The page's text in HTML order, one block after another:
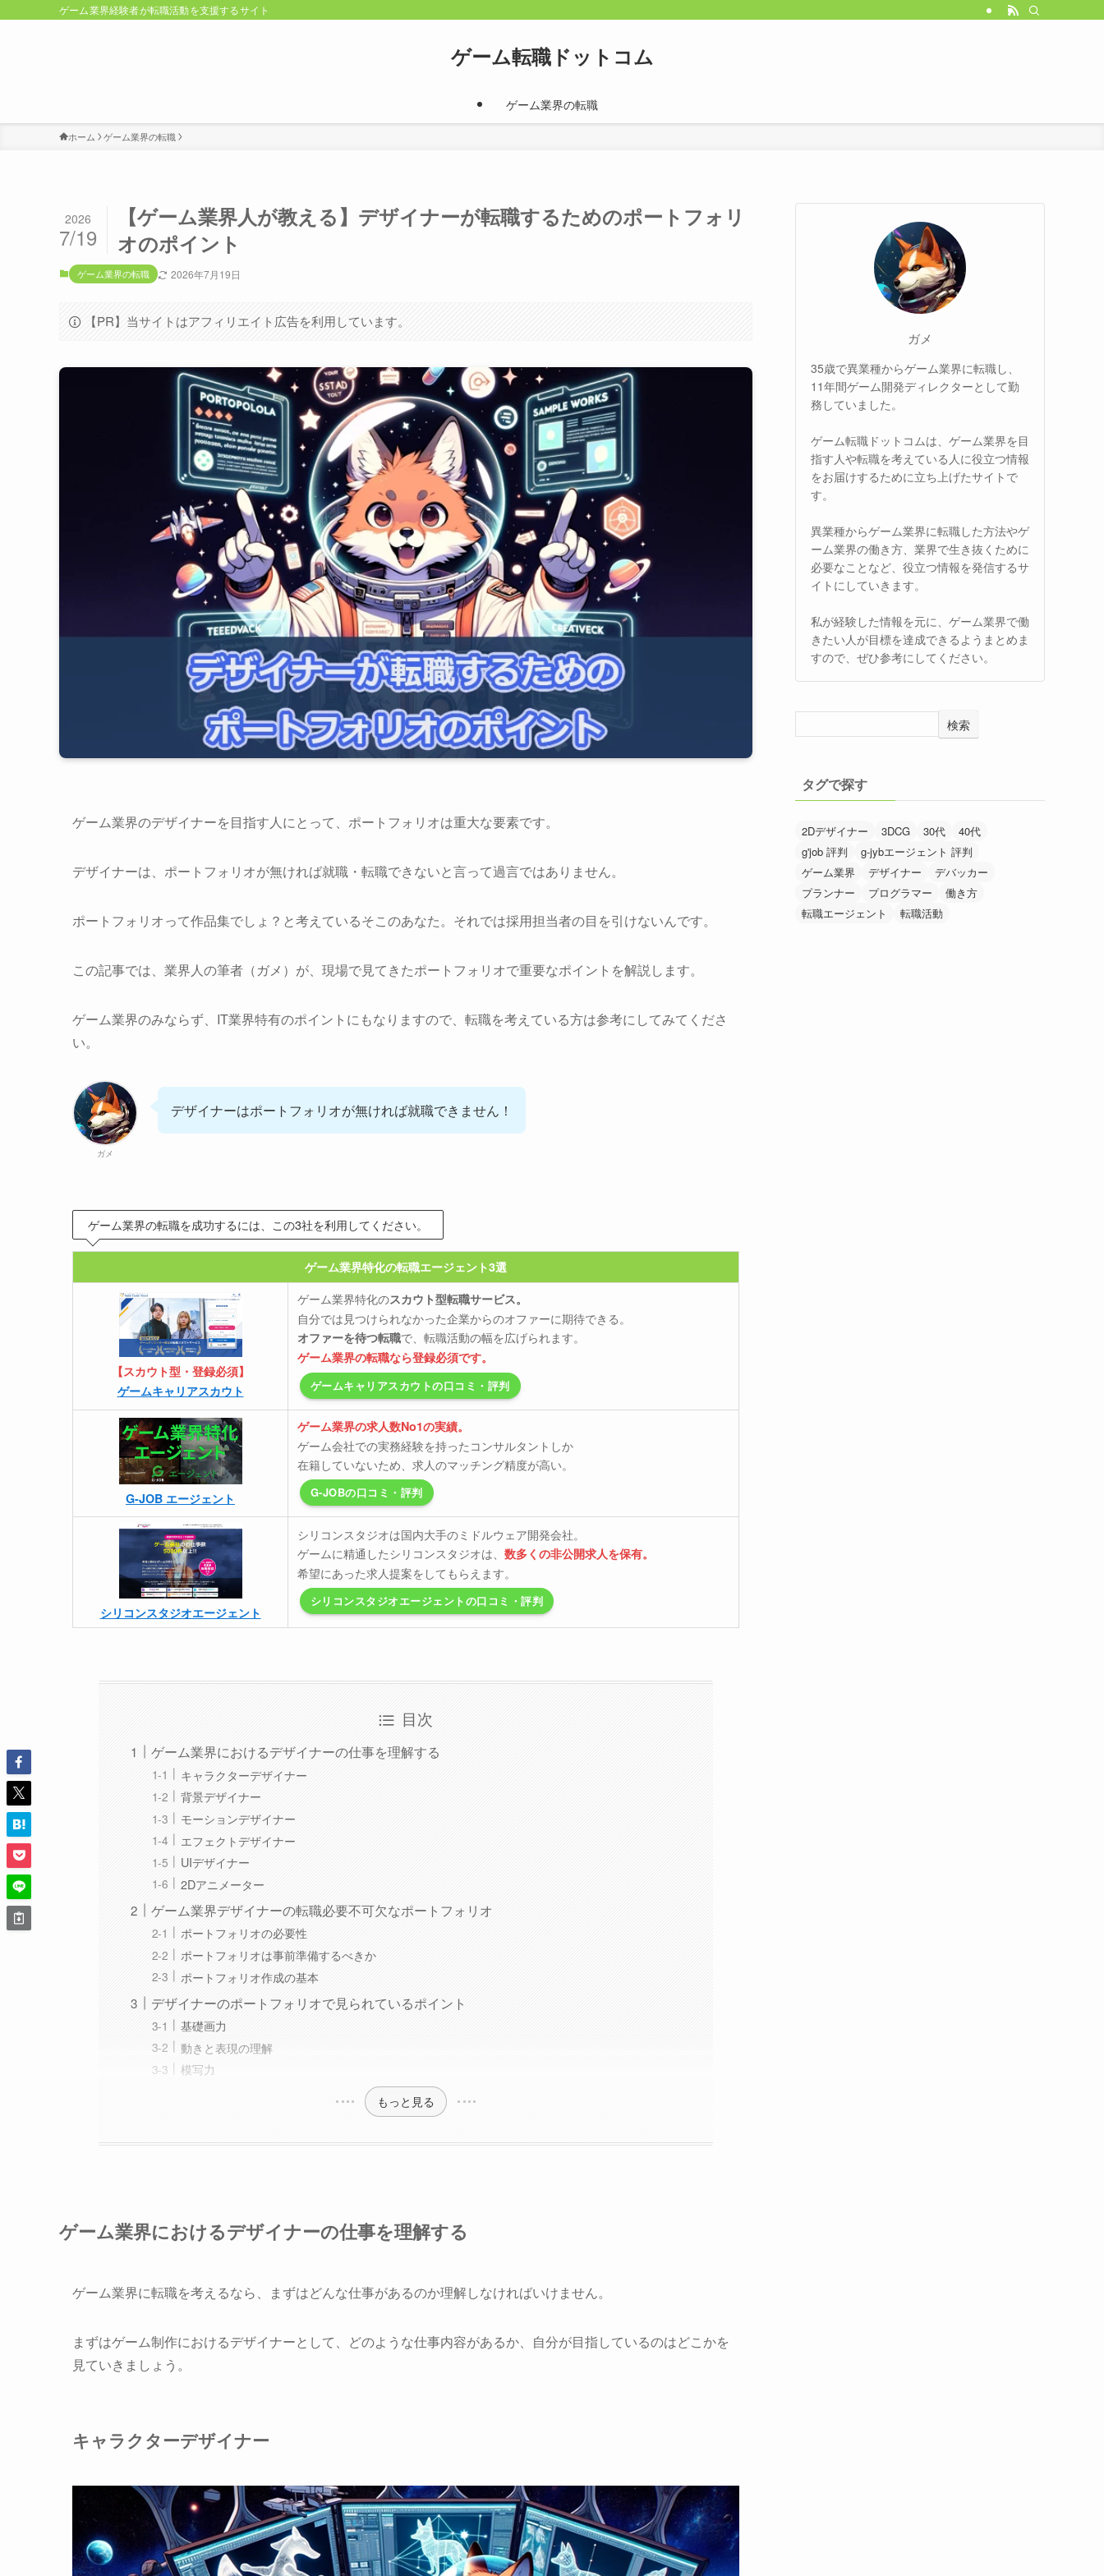
ゲーム業界経験者が転職活動を支援するサイト
ゲーム転職ドットコム
ゲーム業界の転職
ホーム ゲーム業界の転職
【ゲーム業界人が教える】デザイナーが転職するためのポートフォリ
オのポイント
2026
7/19
ゲーム業界の転職 2026年7月19日
【PR】当サイトはアフィリエイト広告を利用しています。
ゲーム業界のデザイナーを目指す人にとって、ポートフォリオは重大な要素です。
デザイナーは、ポートフォリオが無ければ就職・転職できないと言って過言ではありません。
ポートフォリオって作品集でしょ？と考えているそこのあなた。それでは採用担当者の目を引けないんです。
この記事では、業界人の筆者（ガメ）が、現場で見てきたポートフォリオで重要なポイントを解説します。
ゲーム業界のみならず、IT業界特有のポイントにもなりますので、転職を考えている方は参考にしてみてくださ
い。
ガメ
デザイナーはポートフォリオが無ければ就職できません！
ゲーム業界の転職を成功するには、この3社を利用してください。
ゲーム業界特化の転職エージェント3選
【スカウト型・登録必須】
ゲームキャリアスカウト
ゲーム業界特化のスカウト型転職サービス。
自分では見つけられなかった企業からのオファーに期待できる。
オファーを待つ転職で、転職活動の幅を広げられます。
ゲーム業界の転職なら登録必須です。
ゲームキャリアスカウトの口コミ・評判
G-JOB エージェント
ゲーム業界の求人数No1の実績。
ゲーム会社での実務経験を持ったコンサルタントしか
在籍していないため、求人のマッチング精度が高い。
G-JOBの口コミ・評判
シリコンスタジオエージェント
シリコンスタジオは国内大手のミドルウェア開発会社。
ゲームに精通したシリコンスタジオは、 数多くの非公開求人を保有。
希望にあった求人提案をしてもらえます。
シリコンスタジオエージェントの口コミ・評判
目次
ゲーム業界におけるデザイナーの仕事を理解する
キャラクターデザイナー
背景デザイナー
モーションデザイナー
エフェクトデザイナー
UIデザイナー
2Dアニメーター
ゲーム業界デザイナーの転職必要不可欠なポートフォリオ
ポートフォリオの必要性
ポートフォリオは事前準備するべきか
ポートフォリオ作成の基本
デザイナーのポートフォリオで見られているポイント
基礎画力
動きと表現の理解
模写力
もっと見る
ゲーム業界におけるデザイナーの仕事を理解する
ゲーム業界に転職を考えるなら、まずはどんな仕事があるのか理解しなければいけません。
まずはゲーム制作におけるデザイナーとして、どのような仕事内容があるか、自分が目指しているのはどこかを
見ていきましょう。
キャラクターデザイナー
ガメ
35歳で異業種からゲーム業界に転職し、
11年間ゲーム開発ディレクターとして勤
務していました。
ゲーム転職ドットコムは、ゲーム業界を目
指す人や転職を考えている人に役立つ情報
をお届けするために立ち上げたサイトで
す。
異業種からゲーム業界に転職した方法やゲ
ーム業界の働き方、業界で生き抜くために
必要なことなど、役立つ情報を発信するサ
イトにしていきます。
私が経験した情報を元に、ゲーム業界で働
きたい人が目標を達成できるようまとめま
すので、ぜひ参考にしてください。
検索
タグで探す
2Dデザイナー 3DCG 30代
40代
g'job 評判
g-jybエージェント 評判
ゲーム業界
デザイナー
デバッカー
プランナー
プログラマー
働き方
転職エージェント
転職活動